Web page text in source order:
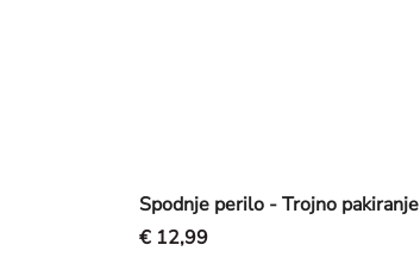
Spodnje perilo - Trojno pakiranje
€ 12,99